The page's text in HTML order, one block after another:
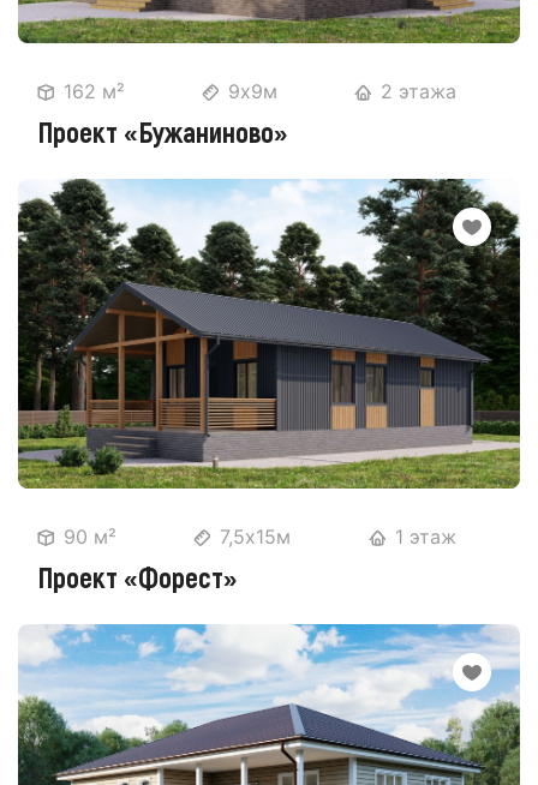
162 м² 9х9м 2 этажа
Проект «Бужаниново»
90 м² 7,5х15м 1 этаж
Проект «Форест»